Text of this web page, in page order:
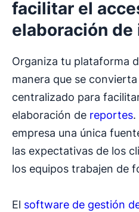
facilitar el
elaboración de
Organiza tu plataforma
manera que se
centralizado para
elaboración de reportes.
empresa una única
las expectativas de los
los equipos trabajen de
El software de gestión